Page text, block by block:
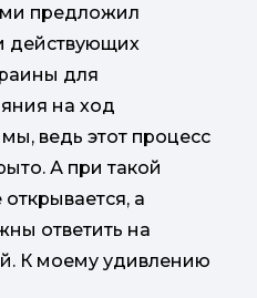
предложил
действующих
для
на ход
ведь этот процесс
А при такой
а
ответить на
К моему удивлению